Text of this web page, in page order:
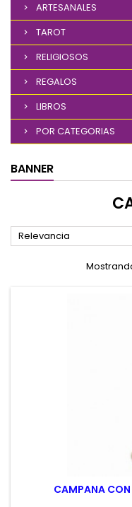
ARTESANALES
TAROT
RELIGIOSOS
REGALOS
LIBROS
POR CATEGORIAS
BANNER
Relevancia
CAMPANA